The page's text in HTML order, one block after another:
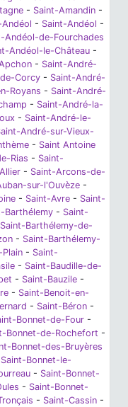
- Saint-Amandin -
- Saint-Andéol -
Andéol-de-Fourchades
Andéol-le-Château -
- Saint-André-
Corcy - Saint-André-
Royans - Saint-André-
- Saint-André-la-
- Saint-André-le-
André-sur-Vieux-
- Saint Antoine
Rias - Saint-
- Saint-Arcons-de-
sur-l'Ouvèze -
- Saint-Avre - Saint-
Barthélemy - Saint-
Saint-Barthélemy-de-
- Saint-Barthélemy-
- Saint-
- Saint-Baudille-de-
- Saint-Bauzile -
- Saint-Benoit-en-
- Saint-Béron -
Bonnet-de-Four -
Bonnet-de-Rochefort -
Bonnet-des-Bruyères
Saint-Bonnet-le-
- Saint-Bonnet-
- Saint-Bonnet-
- Saint-Cassin -